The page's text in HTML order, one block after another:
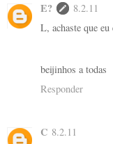
E?
8.2.11
L, achaste que
beijinhos a todas
Responder
C 8.2.11